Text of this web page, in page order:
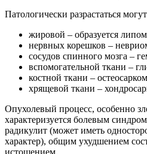
Патологически разрастаться
жировой – образуется
нервных корешков –
сосудов спинного мозга –
вспомогательной ткани –
костной ткани –
хрящевой ткани –
Опухолевый процесс, особенно
характеризуется болевым
радикулит (может иметь
характер), общим ухудшением